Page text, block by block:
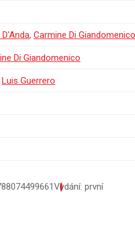
, Carmine Di Giandomenico
Di Giandomenico
Luis Guerrero
Vydání: první